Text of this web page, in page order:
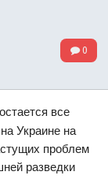
0
все
Украине на
проблем
разведки